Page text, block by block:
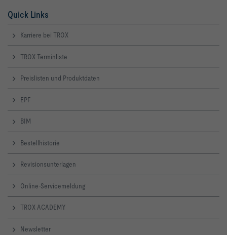
Quick Links
Karriere bei TROX
TROX Terminliste
Preislisten und Produktdaten
EPF
BIM
Bestellhistorie
Revisionsunterlagen
Online-Servicemeldung
TROX ACADEMY
Newsletter